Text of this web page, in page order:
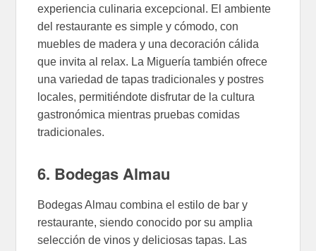
experiencia culinaria excepcional. El ambiente
del restaurante es simple y cómodo, con
muebles de madera y una decoración cálida
que invita al relax. La Miguería también ofrece
una variedad de tapas tradicionales y postres
locales, permitiéndote disfrutar de la cultura
gastronómica mientras pruebas comidas
tradicionales.
6. Bodegas Almau
Bodegas Almau combina el estilo de bar y
restaurante, siendo conocido por su amplia
selección de vinos y deliciosas tapas. Las